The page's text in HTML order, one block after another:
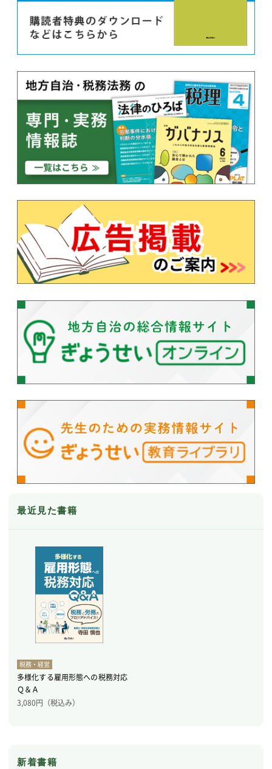
最近見た書籍
税務・経営
多様化する雇用形態への税務対応
Ｑ＆Ａ
3,080円（税込み）
新着書籍